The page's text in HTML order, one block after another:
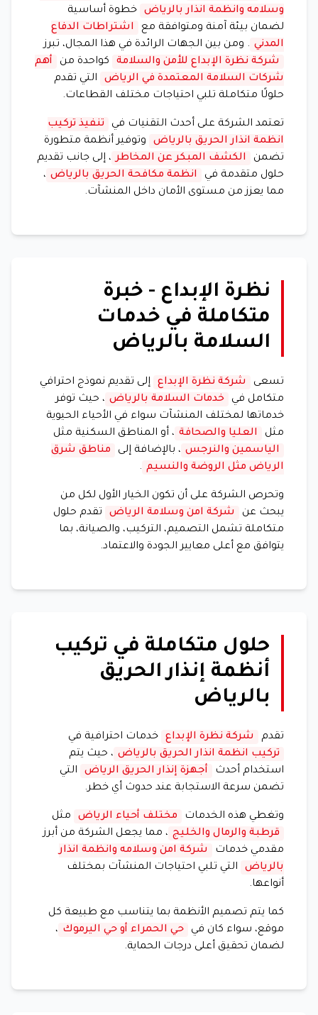
وسلامه وانظمة انذار بالرياض
خطوة أساسية
لضمان بيئة آمنة ومتوافقة مع
اشتراطات الدفاع
المدني . ومن بين الجهات الرائدة في هذا المجال، تبرز
شركة نظرة الإبداع للأمن والسلامة
كواحدة من
أهم
شركات السلامة المعتمدة في الرياض
التي تقدم
حلولًا متكاملة تلبي احتياجات مختلف القطاعات.
تعتمد الشركة على أحدث التقنيات في
تنفيذ تركيب
انظمة انذار الحريق بالرياض
وتوفير أنظمة متطورة
تضمن
الكشف المبكر عن المخاطر ، إلى جانب تقديم
حلول متقدمة في
انظمة مكافحة الحريق بالرياض ،
مما يعزز من مستوى الأمان داخل المنشآت.
نظرة الإبداع - خبرة
متكاملة في خدمات
السلامة بالرياض
تسعى شركة نظرة الإبداع
إلى تقديم نموذج احترافي
متكامل في
خدمات السلامة بالرياض ، حيث توفر
خدماتها لمختلف المنشآت سواء في الأحياء الحيوية
مثل
العليا والصحافة ، أو المناطق السكنية مثل
الياسمين والنرجس ، بالإضافة إلى
مناطق شرق
الرياض مثل الروضة والنسيم .
وتحرص الشركة على أن تكون الخيار الأول لكل من
يبحث عن
شركة امن وسلامة الرياض
تقدم حلول
متكاملة تشمل التصميم، التركيب، والصيانة، بما
يتوافق مع أعلى معايير الجودة والاعتماد.
حلول متكاملة في تركيب
أنظمة إنذار الحريق
بالرياض
تقدم شركة نظرة الإبداع
خدمات احترافية في
تركيب انظمة انذار الحريق بالرياض ، حيث يتم
استخدام أحدث
أجهزة إنذار الحريق الرياض
التي
تضمن سرعة الاستجابة عند حدوث أي خطر.
وتغطي هذه الخدمات مختلف أحياء الرياض
مثل
قرطبة والرمال والخليج ، مما يجعل الشركة من أبرز
مقدمي خدمات
شركة امن وسلامه وانظمة انذار
بالرياض
التي تلبي احتياجات المنشآت بمختلف
أنواعها.
كما يتم تصميم الأنظمة بما يتناسب مع طبيعة كل
موقع، سواء كان في
حي الحمراء أو حي اليرموك ،
لضمان تحقيق أعلى درجات الحماية.